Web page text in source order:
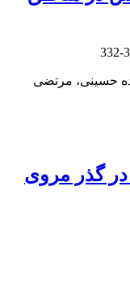
حسینی، مرتضی
گذر مروی